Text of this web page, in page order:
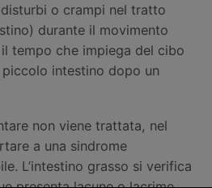
o crampi nel tratto
durante il movimento
tempo che impiega del cibo
intestino dopo un
non viene trattata, nel
a una sindrome
L’intestino grasso si verifica